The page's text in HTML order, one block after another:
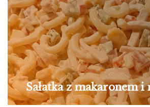
Sałatka z makaronem